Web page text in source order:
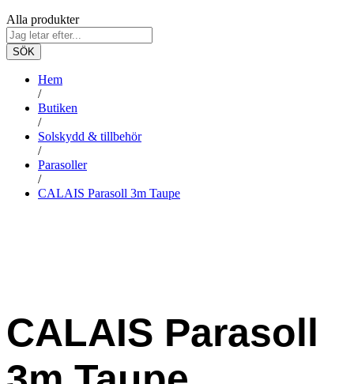
Alla produkter
SÖK
Hem
/
Butiken
/
Solskydd & tillbehör
/
Parasoller
/
CALAIS Parasoll 3m Taupe
CALAIS Parasoll